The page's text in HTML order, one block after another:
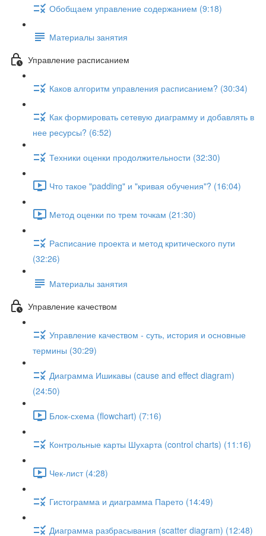
Обобщаем управление содержанием (9:18)
Материалы занятия
Управление расписанием
Каков алгоритм управления расписанием? (30:34)
Как формировать сетевую диаграмму и добавлять в
нее ресурсы? (6:52)
Техники оценки продолжительности (32:30)
Что такое "padding" и "кривая обучения"? (16:04)
Метод оценки по трем точкам (21:30)
Расписание проекта и метод критического пути
(32:26)
Материалы занятия
Управление качеством
Управление качеством - суть, история и основные
термины (30:29)
Диаграмма Ишикавы (cause and effect diagram)
(24:50)
Блок-схема (flowchart) (7:16)
Контрольные карты Шухарта (control charts) (11:16)
Чек-лист (4:28)
Гистограмма и диаграмма Парето (14:49)
Диаграмма разбрасывания (scatter diagram) (12:48)